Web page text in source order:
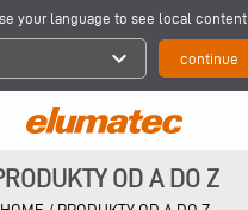
your language to see local content
expand_more
OD A DO Z